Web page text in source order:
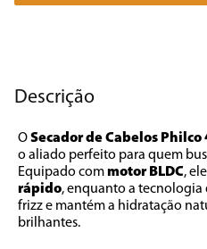
Descrição
O Secador de Cabelos Philco
o aliado perfeito para quem
Equipado com motor BLDC,
rápido, enquanto a tecnologia
frizz e mantém a hidratação
brilhantes.
7º caixa som
ventilador